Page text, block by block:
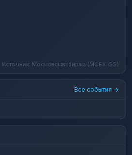
Источник: Московская биржа (MOEX ISS)
Все события →